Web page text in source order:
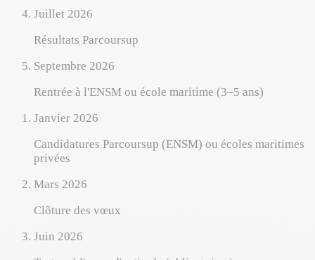
Juillet 2026
Résultats Parcoursup
Septembre 2026
Rentrée à l'ENSM ou école maritime (3–5 ans)
Janvier 2026
Candidatures Parcoursup (ENSM) ou écoles maritimes
privées
Mars 2026
Clôture des vœux
Juin 2026